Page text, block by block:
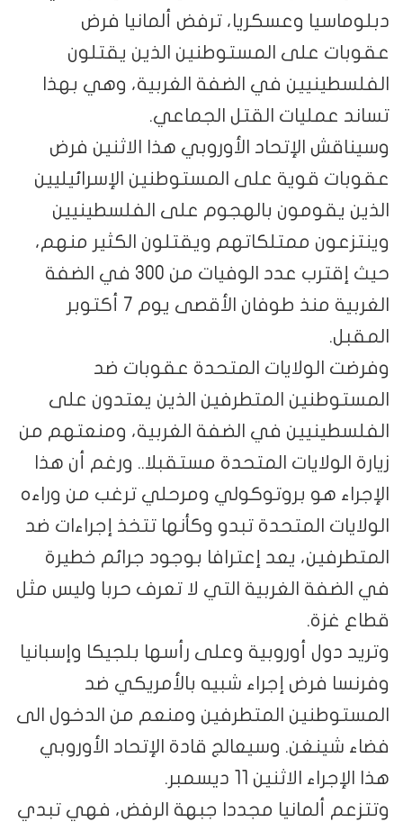
دبلوماسيا وعسكريا، ترفض ألمانيا فرض
عقوبات على المستوطنين الذين يقتلون
الفلسطينيين في الضفة الغربية، وهي بهذا
تساند عمليات القتل الجماعي.
وسيناقش الإتحاد الأوروبي هذا الاثنين فرض
عقوبات قوية على المستوطنين الإسرائيليين
الذين يقومون بالهجوم على الفلسطينيين
وينتزعون ممتلكاتهم ويقتلون الكثير منهم،
حيث إقترب عدد الوفيات من 300 في الضفة
الغربية منذ طوفان الأقصى يوم 7 أكتوبر
المقبل.
وفرضت الولايات المتحدة عقوبات ضد
المستوطنين المتطرفين الذين يعتدون على
الفلسطينيين في الضفة الغربية، ومنعتهم من
زيارة الولايات المتحدة مستقبلا.. ورغم أن هذا
الإجراء هو بروتوكولي ومرحلي ترغب من وراءه
الولايات المتحدة تبدو وكأنها تتخذ إجراءات ضد
المتطرفين، يعد إعترافا بوجود جرائم خطيرة
في الضفة الغربية التي لا تعرف حربا وليس مثل
قطاع غزة.
وتريد دول أوروبية وعلى رأسها بلجيكا وإسبانيا
وفرنسا فرض إجراء شبيه بالأمريكي ضد
المستوطنين المتطرفين ومنعم من الدخول الى
فضاء شينغن. وسيعالج قادة الإتحاد الأوروبي
هذا الإجراء الاثنين 11 ديسمبر.
وتتزعم ألمانيا مجددا جبهة الرفض، فهي تبدي